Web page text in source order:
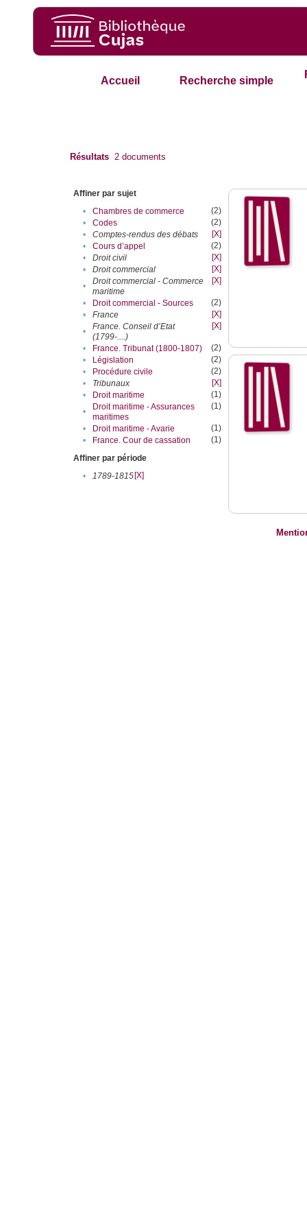
Accueil Recherche simple
Résultats 2 documents
Affiner par sujet
•
Chambres de commerce
(2)
•
Codes
(2)
•
Comptes-rendus des débats
[X]
•
Cours d’appel
(2)
•
Droit civil
[X]
•
Droit commercial
[X]
•
Droit commercial - Commerce
maritime
[X]
• Droit commercial - Sources
(2)
•
France
[X]
•
France. Conseil d’Etat
(1799-....)
[X]
• France. Tribunat (1800-1807)
(2)
•
Législation
(2)
•
Procédure civile
(2)
•
Tribunaux
[X]
•
Droit maritime
(1)
•
Droit maritime - Assurances
maritimes
(1)
• Droit maritime - Avarie
(1)
•
France. Cour de cassation
(1)
Affiner par période
•
1789-1815[X]